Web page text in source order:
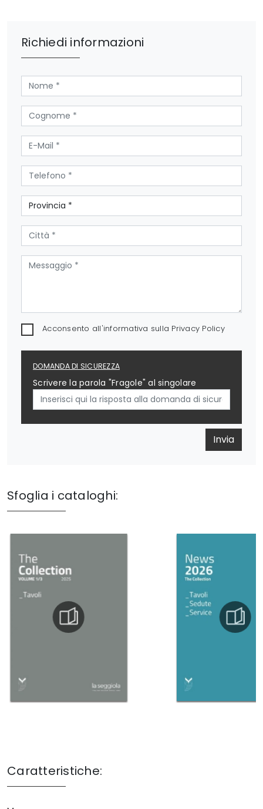
Richiedi informazioni
Acconsento all'informativa sulla Privacy Policy
DOMANDA DI SICUREZZA
Scrivere la parola "Fragole" al singolare
Invia
Sfoglia i cataloghi:
Caratteristiche: